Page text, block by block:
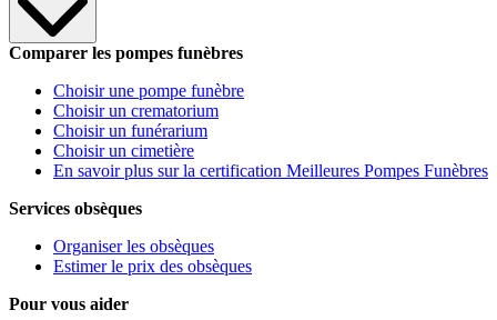
Comparer les pompes funèbres
Choisir une pompe funèbre
Choisir un crematorium
Choisir un funérarium
Choisir un cimetière
En savoir plus sur la certification Meilleures Pompes Funèbres
Services obsèques
Organiser les obsèques
Estimer le prix des obsèques
Pour vous aider